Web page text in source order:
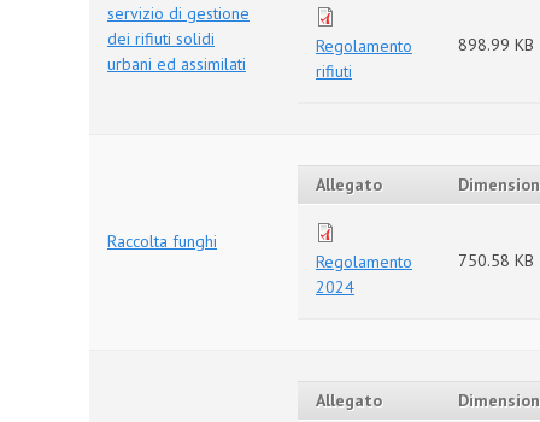
servizio di gestione
dei rifiuti solidi
urbani ed assimilati
Regolamento
rifiuti
898.99 KB
Raccolta funghi
Allegato
Regolamento
2024
750.58 KB
Allegato